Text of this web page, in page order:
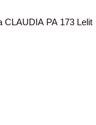
PA 173 Lelit